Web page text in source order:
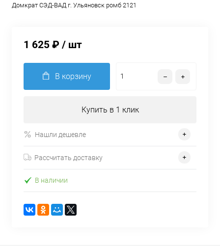
Домкрат СЭД-ВАД г. Ульяновск ромб 2121
1 625 ₽ / шт
В корзину
Купить в 1 клик
Нашли дешевле
Рассчитать доставку
В наличии